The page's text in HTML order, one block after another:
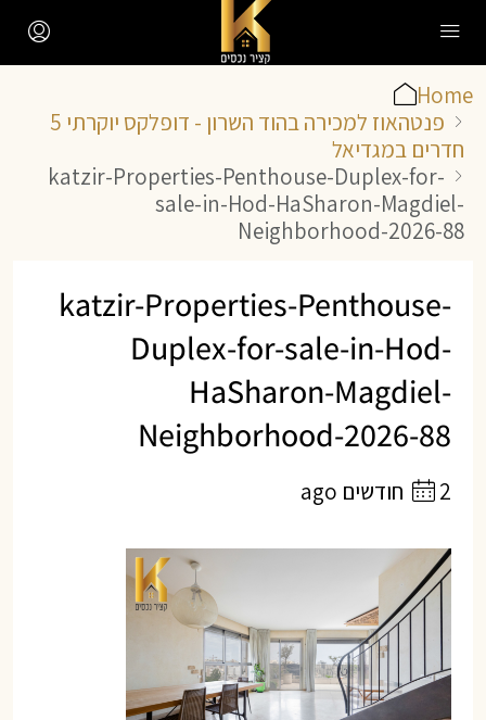
Home
פנטהאוז למכירה בהוד השרון - דופלקס יוקרתי 5
חדרים במגדיאל
katzir-Properties-Penthouse-Duplex-for-
sale-in-Hod-HaSharon-Magdiel-
Neighborhood-2026-88
katzir-Properties-Penthouse-
Duplex-for-sale-in-Hod-
HaSharon-Magdiel-
Neighborhood-2026-88
2 חודשים ago